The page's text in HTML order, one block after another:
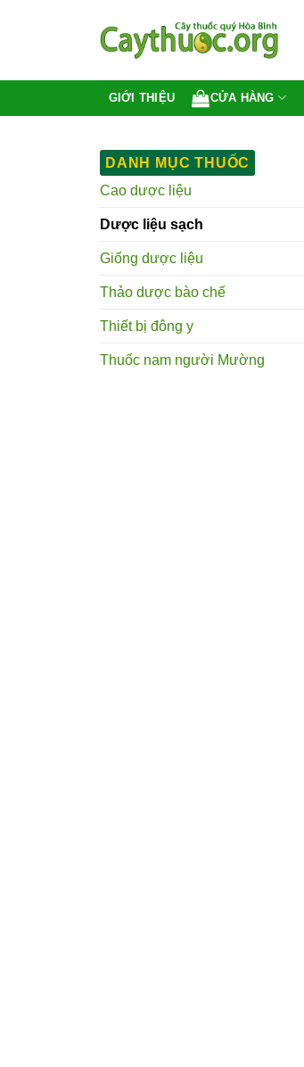
dung
GIỚI THIỆU CỬA HÀNG
DANH MỤC THUỐC
Cao dược liệu
Dược liệu sạch
Giống dược liệu
Thảo dược bào chế
Thiết bị đông y
Thuốc nam người Mường